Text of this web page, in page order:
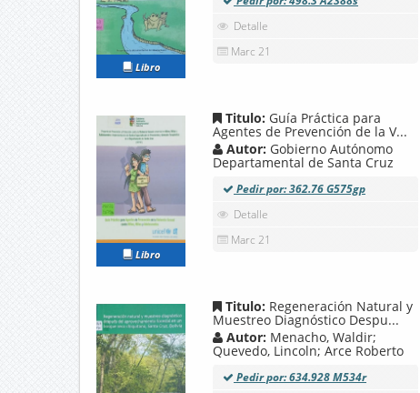
Libro
Detalle
Marc 21
Libro
Titulo: Guía Práctica para
Agentes de Prevención de la V...
Autor: Gobierno Autónomo
Departamental de Santa Cruz
Pedir por: 362.76 G575gp
Detalle
Marc 21
Titulo: Regeneración Natural y
Muestreo Diagnóstico Despu...
Autor: Menacho, Waldir;
Quevedo, Lincoln; Arce Roberto
Pedir por: 634.928 M534r